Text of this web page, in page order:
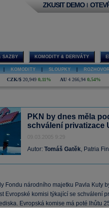
ZKUSIT DEMO |
SAZBY KOMODITY & DERIVÁTY
KOMODITY SLOUPKY
CZK/$ 20,949 0,11% AU 4 266,94 0,54%
PKN by dnes měla
schválení privatizace
09.03.2005 9:29
Autor: Tomáš Gatěk, Patria
Fondu národního majetku Pavla Kuty
Evropské komisi týkající se schválení
Evropská komise má poté lhůtu